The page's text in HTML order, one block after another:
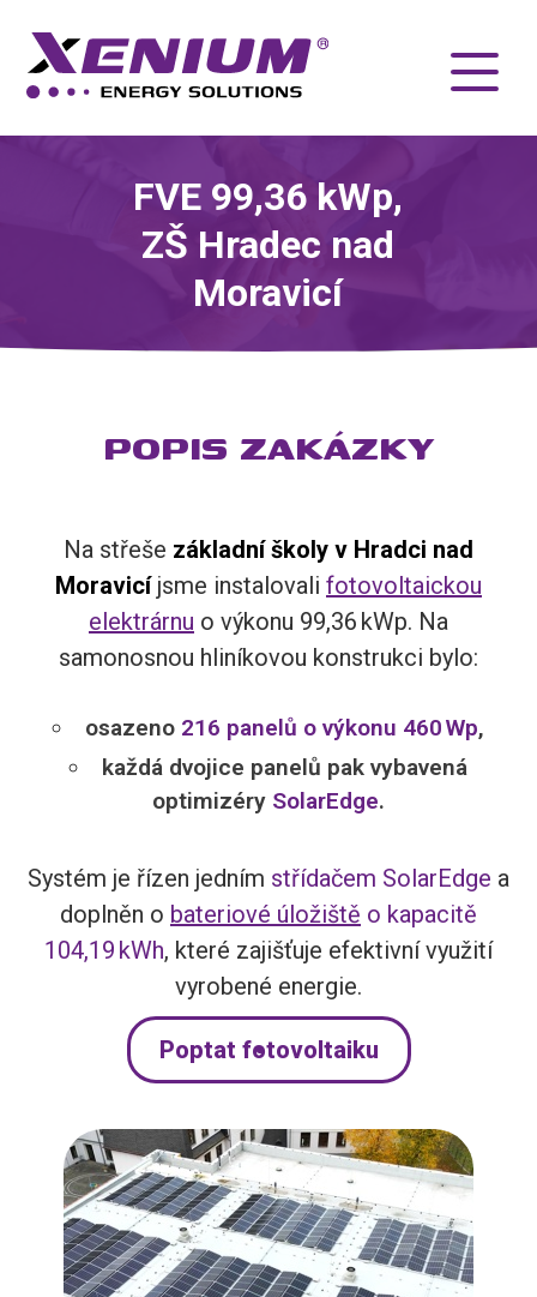
FVE 99,36 kWp,
ZŠ Hradec nad
Moravicí
POPIS ZAKÁZKY
Na střeše základní školy v Hradci nad
Moravicíjsme instalovali fotovoltaickou
elektrárnu o výkonu 99,36 kWp. Na
samonosnou hliníkovou konstrukci bylo:
osazeno 216 panelů o výkonu 460 Wp,
každá dvojice panelů pak vybavená
optimizéry SolarEdge.
Systém je řízen jedním střídačem SolarEdge a
doplněn o bateriové úložiště o kapacitě
104,19 kWh, které zajišťuje efektivní využití
vyrobené energie.
Poptat fotovoltaiku